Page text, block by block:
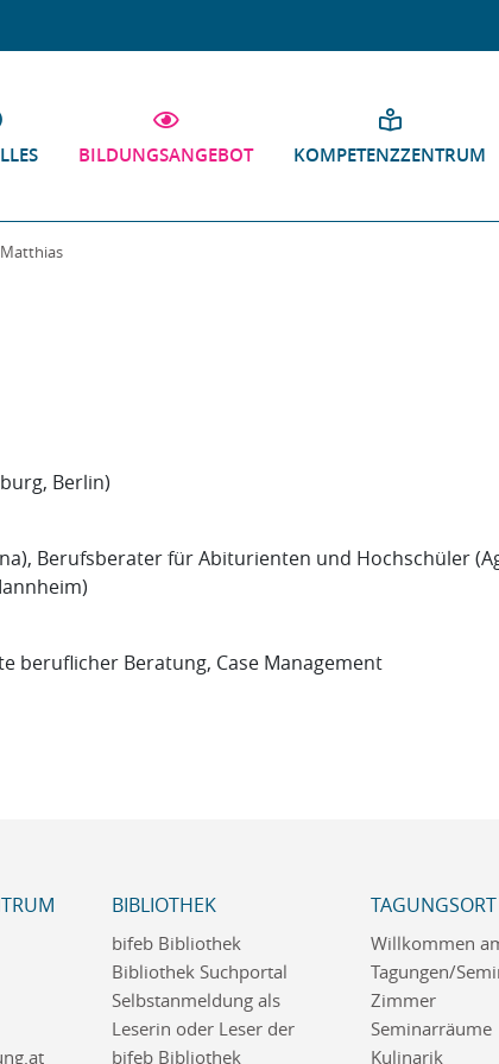
BILDUNGSANGEBOT KOMPETENZZENTRUM
Berlin)
Berufsberater für Abiturienten und Hochschüler
beruflicher Beratung, Case Management
BIBLIOTHEK
bifeb Bibliothek
Bibliothek Suchportal
Selbstanmeldung als
Leserin oder Leser der
bifeb Bibliothek
TAGUNGSORT
Willkommen
Tagungen/
Zimmer
Seminarräume
Kulinarik